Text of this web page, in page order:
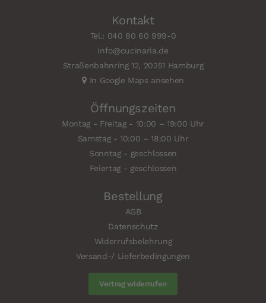
Kontakt
Tel.: 040 80 60 999-0
info@cucinaria.de
Straßenbahnring 12, 20251 Hamburg
In Google Maps ansehen
Öffnungszeiten
Montag - Freitag - 10:00 – 19:00 Uhr
Samstag - 10:00 – 18:00 Uhr
Sonntag - geschlossen
Feiertag - geschlossen
Bestellung
AGB
Datenschutz
Widerrufsbelehrung
Versand-/ Lieferbedingungen
Vertrag widerrufen